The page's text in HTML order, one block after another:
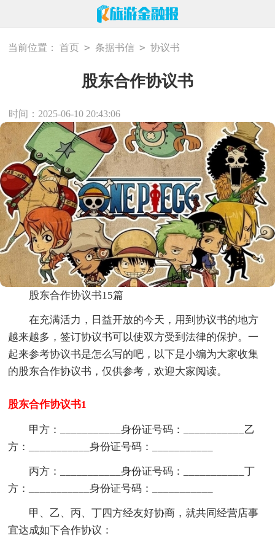
当前位置： 首页 > 条据书信 > 协议书
股东合作协议书
时间：2025-06-10 20:43:06
股东合作协议书15篇
在充满活力，日益开放的今天，用到协议书的地方
越来越多，签订协议书可以使双方受到法律的保护。一
起来参考协议书是怎么写的吧，以下是小编为大家收集
的股东合作协议书，仅供参考，欢迎大家阅读。
股东合作协议书1
甲方：___________身份证号码：___________乙
方：___________身份证号码：___________
丙方：___________身份证号码：___________丁
方：___________身份证号码：___________
甲、乙、丙、丁四方经友好协商，就共同经营店事
宜达成如下合作协议：